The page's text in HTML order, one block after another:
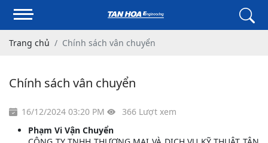
Trang chủ Chính sách vân chuyển
Chính sách vân chuyển
16/12/2024 03:20 PM
366 Lượt xem
Phạm Vi Vận Chuyển